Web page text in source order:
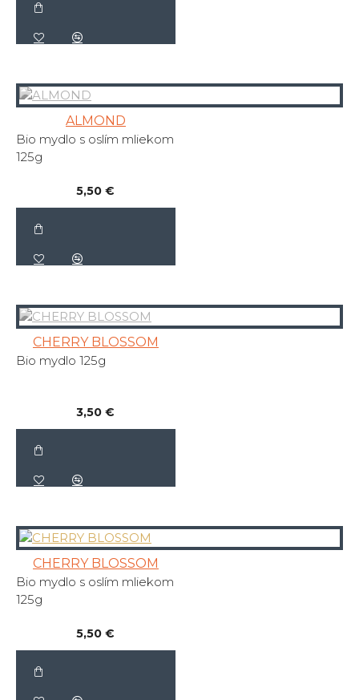
ALMOND
Bio mydlo s oslím mliekom
125g
5,50 €
CHERRY BLOSSOM
Bio mydlo 125g
3,50 €
CHERRY BLOSSOM
Bio mydlo s oslím mliekom
125g
5,50 €